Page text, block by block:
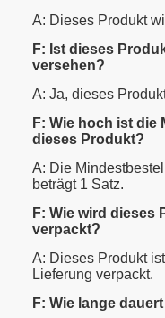
A: Dieses Produkt
F: Ist dieses
versehen?
A: Ja, dieses
F: Wie hoch ist die
dieses Produkt?
A: Die
beträgt 1 Satz.
F: Wie wird dieses
verpackt?
A: Dieses Produkt
Lieferung verpackt.
F: Wie lange